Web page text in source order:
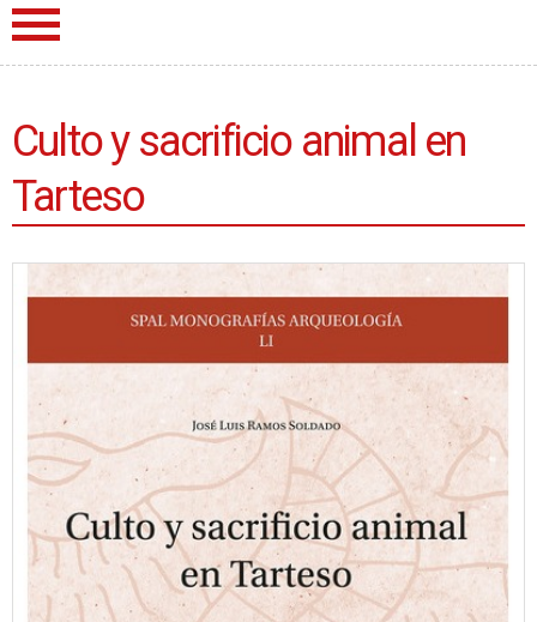
Culto y sacrificio animal en
Tarteso